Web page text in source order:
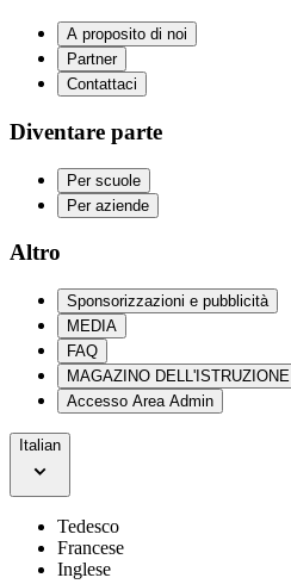
A proposito di noi
Partner
Contattaci
Diventare parte
Per scuole
Per aziende
Altro
Sponsorizzazioni e pubblicità
MEDIA
FAQ
MAGAZINO DELL'ISTRUZIONE
Accesso Area Admin
Italian
Tedesco
Francese
Inglese